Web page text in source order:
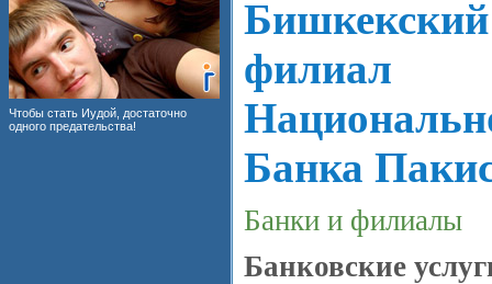
Чтобы стать Иудой, достаточно
одного предательства!
Бишкекский
филиал
Банка
Банки и филиалы
Банковские